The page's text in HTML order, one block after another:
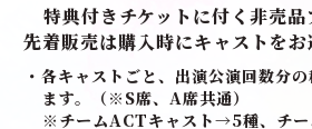
特典付きチケットに付く非売品
先着販売は購入時にキャストをお
・各キャストごと、出演公演回数分
ます。（※S席、A席共通）
※チームACTキャスト→5種、チ